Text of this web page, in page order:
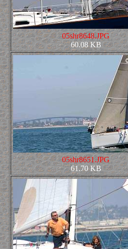
05shr8648.JPG
60.08 KB
05shr8651.JPG
61.70 KB